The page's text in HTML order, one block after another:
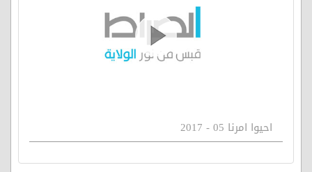
احيوا امرنا 05 - 2017